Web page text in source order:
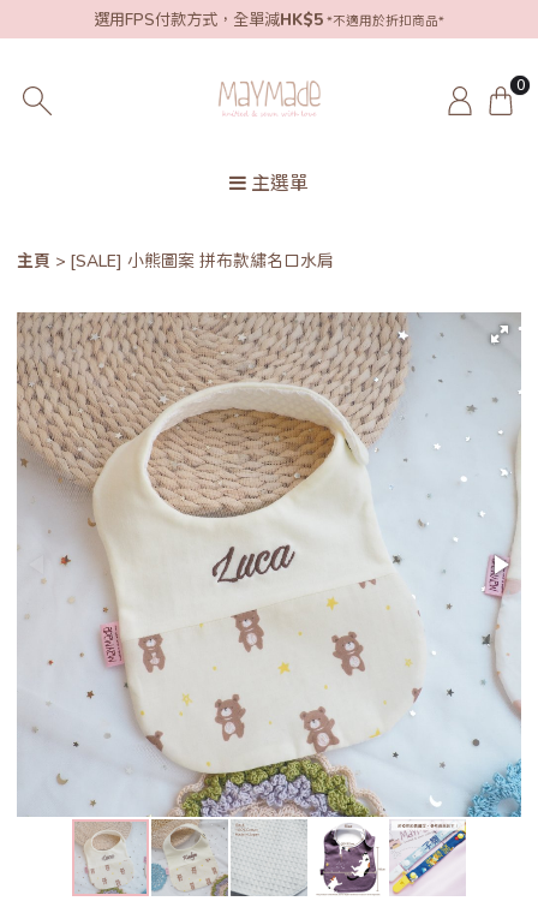
選用FPS付款方式，全單減HK$5 *不適用於折扣商品*
0
主選單
主頁 [SALE] 小熊圖案 拼布款繡名口水肩